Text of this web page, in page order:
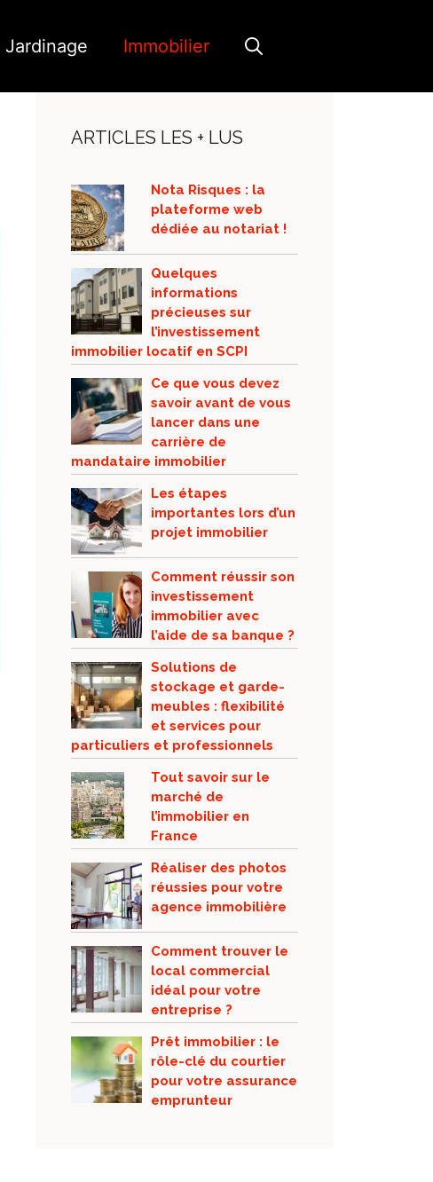
Jardinage Immobilier
ARTICLES LES + LUS
Nota Risques : la
plateforme web
dédiée au notariat !
Quelques
informations
précieuses sur
l’investissement
immobilier locatif en SCPI
Ce que vous devez
savoir avant de vous
lancer dans une
carrière de
mandataire immobilier
Les étapes
importantes lors d’un
projet immobilier
Comment réussir son
investissement
immobilier avec
l’aide de sa banque ?
Solutions de
stockage et garde-
meubles : flexibilité
et services pour
particuliers et professionnels
Tout savoir sur le
marché de
l’immobilier en
France
Réaliser des photos
réussies pour votre
agence immobilière
Comment trouver le
local commercial
idéal pour votre
entreprise ?
Prêt immobilier : le
rôle-clé du courtier
pour votre assurance
emprunteur